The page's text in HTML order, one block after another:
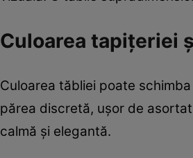
Culoarea tapițeriei
Culoarea tăbliei poate
părea discretă, ușor de
calmă și elegantă.